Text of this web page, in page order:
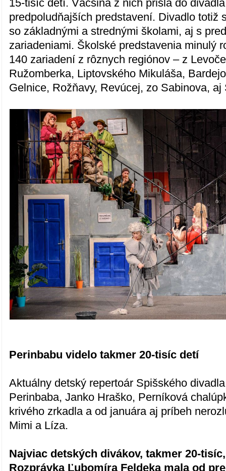
15-tisíc detí. Väčšina z nich prišla do
predpoludňajších predstavení. Divadlo totiž
so základnými a strednými školami, aj s
zariadeniami. Školské predstavenia minulý
140 zariadení z rôznych regiónov – z
Ružomberka, Liptovského Mikuláša,
Gelnice, Rožňavy, Revúcej, zo Sabinova, aj
Perinbabu videlo takmer 20-tisíc detí
Aktuálny detský repertoár Spišského
Perinbaba, Janko Hraško, Perníková
krivého zrkadla a od januára aj príbeh
Mimi a Líza.
Najviac detských divákov, takmer 20-
Rozprávka Ľubomíra Feldeka mala od